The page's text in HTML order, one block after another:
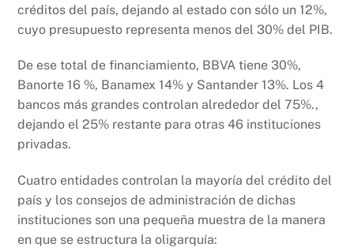
créditos del país, dejando al estado con sólo un 12%,
cuyo presupuesto representa menos del 30% del PIB.
De ese total de financiamiento, BBVA tiene 30%,
Banorte 16 %, Banamex 14% y Santander 13%. Los 4
bancos más grandes controlan alrededor del 75%.,
dejando el 25% restante para otras 46 instituciones
privadas.
Cuatro entidades controlan la mayoría del crédito del
país y los consejos de administración de dichas
instituciones son una pequeña muestra de la manera
en que se estructura la oligarquía: